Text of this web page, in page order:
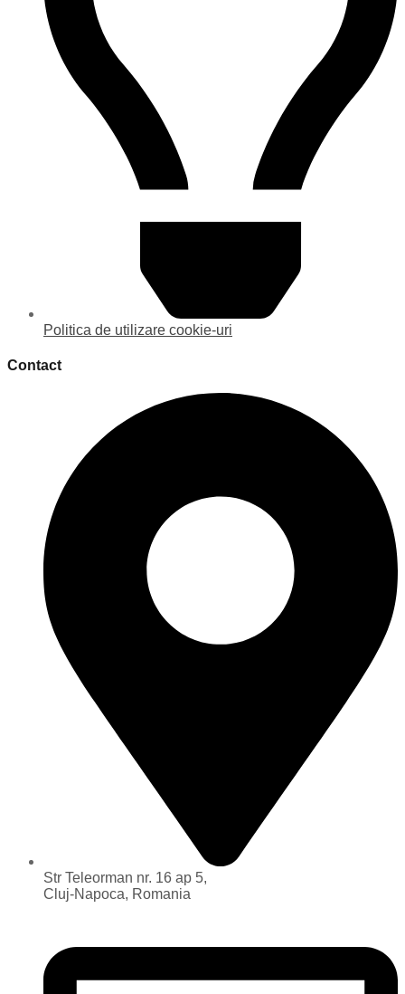
Politica de utilizare cookie-uri
Contact
Str Teleorman nr. 16 ap 5,
Cluj-Napoca, Romania